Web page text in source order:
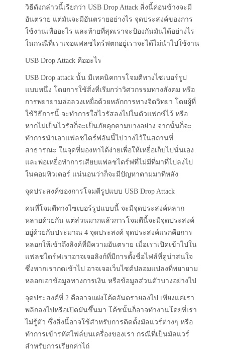
วิธีดังกล่าวนี้เรียกว่า USB Drop Attack สิ่งนี้ค่อนข้างจะมี
อันตราย แต่มันจะมีอันตรายอย่างไร จุดประสงค์ของการ
ใช้งานเพื่ออะไร และท้ายที่สุดเราจะป้องกันมันได้อย่างไร
ในกรณีที่เราเจอแฟลชไดร์ฟตกอยู่เราจะได้ไม่นำไปใช้งาน
USB Drop Attack คืออะไร
USB Drop attack นั้น มีเทคนิคการโจมตีทางไซเบอร์รูป
แบบหนึ่ง โดยการใช้สิ่งที่เรียกว่าวิศวกรรมทางสังคม หรือ
การพยายามล่อลวงเหยื่อด้วยหลักการทางจิตวิทยา โดยผู้ที่
ใช้วิธีการนี้ จะทำการใส่ไวรัสลงไปในตัวแฟกซ์ไว้ หรือ
หากไม่เป็นไวรัสก็จะเป็นภัยคุกคามบางอย่าง จากนั้นก็จะ
ทำการนำเอาแฟลชไดร์ฟอันนี้ไปวางไว้ในสถานที่
สาธารณะ ในจุดที่มองหาได้ง่ายเพื่อให้เหยื่อเก็บไปนั่นเอง
และพ่อเหยื่อทำการเสียบแฟลชไดร์ฟที่ไม่มีที่มาที่ไปลงไป
ในคอมพิวเตอร์ แน่นอนว่าก็จะมีปัญหาตามมาทีหลัง
จุดประสงค์ของการโจมตีรูปแบบ USB Drop Attack
คนที่โจมตีทางไซเบอร์รูปแบบนี้ จะมีจุดประสงค์หลาก
หลายด้วยกัน แต่ส่วนมากแล้วการโจมตีนี้จะมีจุดประสงค์
อยู่ด้วยกันประมาณ 4 จุดประสงค์ จุดประสงค์แรกคือการ
หลอกให้เข้าถึงลิงค์ที่มีความอันตราย เมื่อเราเปิดเข้าไปใน
แฟลชไดร์ฟเราอาจเจอลิงก์ที่มีการตั้งชื่อไฟล์ที่ดูน่าสนใจ
ซึ่งหากเรากดเข้าไป อาจเจอเว็บไซต์ปลอมแปลงที่พยายาม
หลอกเอาข้อมูลทางการเงิน หรือข้อมูลส่วนตัวบางอย่างไป
จุดประสงค์ที่ 2 คืออาจแฝงโค้ดอันตรายลงไป เพียงแค่เรา
พลิกลงไปหรือเปิดมันขึ้นมา โค้ชนั้นก็อาจทำงานโดยที่เรา
ไม่รู้ตัว ซึ่งสิ่งนี้อาจใช้สำหรับการติดตั้งมัลแวร์ต่างๆ หรือ
ทำการเข้ารหัสไฟล์บนเครื่องของเรา กรณีที่เป็นมัลแวร์
สำหรับการเรียกค่าไถ่